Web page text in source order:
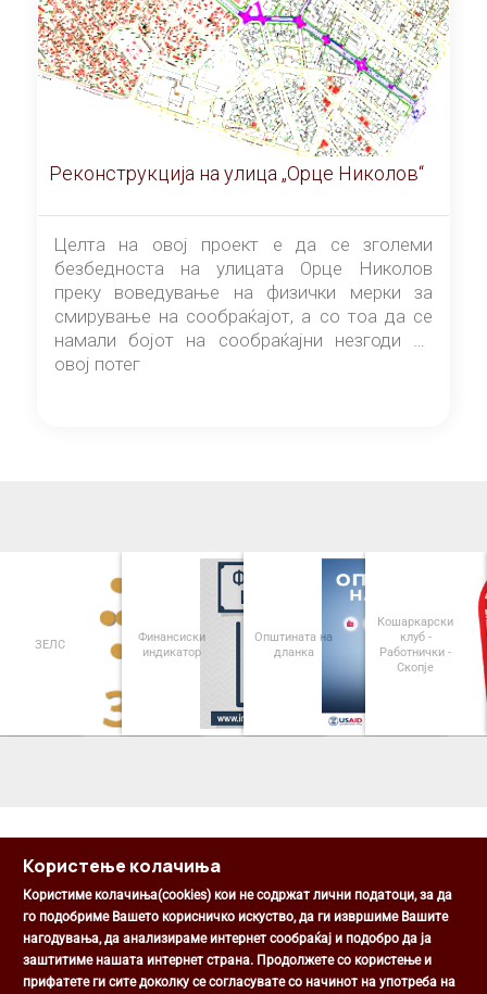
Реконструкција на улица „Орце Николов“
Целта на овој проект е да се зголеми
безбедноста на улицата Орце Николов
преку воведување на физички мерки за
смирување на сообраќајот, а со тоа да се
намали бојот на сообраќајни незгоди на
овој потег
ЗЕЛС
Финансиски
индикатор
Општината на
дланка
Кошаркарски
клуб -
Работнички -
Скопје
Општина Центар
Михаил Цоков бр. 1, Скопје
Користење колачиња
Користиме колачиња(cookies) кои не содржат лични податоци, за да
го подобриме Вашето корисничко искуство, да ги извршиме Вашите
нагодувања, да анализираме интернет сообраќај и подобро да ја
заштитиме нашата интернет страна. Продолжете со користење и
прифатете ги сите доколку се согласувате со начинот на употреба на